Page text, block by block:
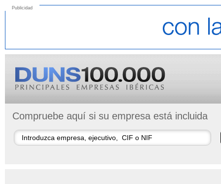
Publicidad
Compruebe aquí si su empresa está incluida